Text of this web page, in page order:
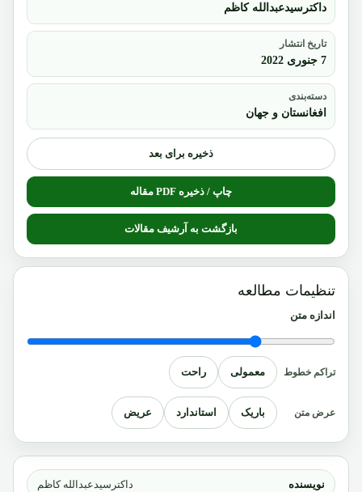
نویسنده داکترسیدعبدالله کاظم
داکترسیدعبدالله کاظم
تاریخ انتشار
7 جنوری 2022
دسته‌بندی
افغانستان و جهان
ذخیره برای بعد
چاپ / ذخیره PDF مقاله
بازگشت به آرشیف مقالات
تنظیمات مطالعه
اندازه متن
تراکم خطوط معمولی راحت
عرض متن باریک استاندارد عریض